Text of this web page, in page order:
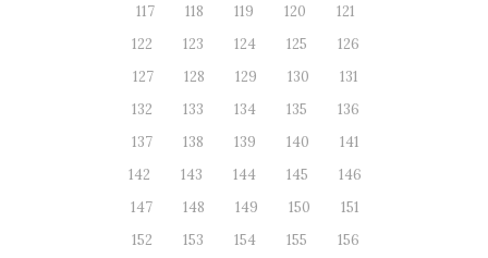
117
118 119 120
121
122
123 124 125
126
127
128 129 130
131
132
133 134 135
136
137
138 139 140
141
142
143 144 145
146
147
148 149 150
151
152
153 154 155
156